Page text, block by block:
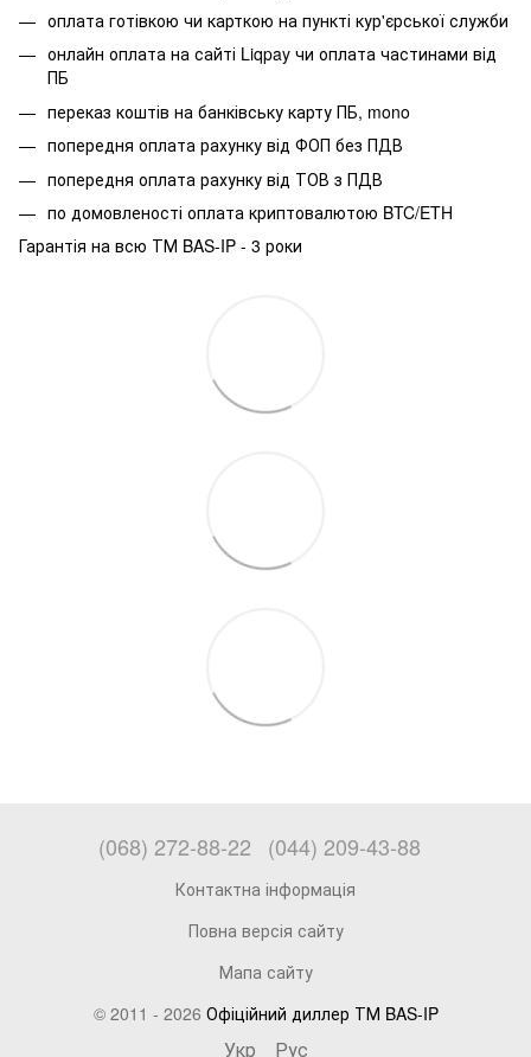
оплата готівкою чи карткою на пункті кур'єрської служби
онлайн оплата на сайті Liqpay чи оплата частинами від
ПБ
переказ коштів на банківську карту ПБ, mono
попередня оплата рахунку від ФОП без ПДВ
попередня оплата рахунку від ТОВ з ПДВ
по домовленості оплата криптовалютою BTC/ETH
Гарантія на всю ТМ BAS-IP - 3 роки
(068) 272-88-22 (044) 209-43-88
Контактна інформація
Повна версія сайту
Мапа сайту
© 2011 - 2026 Офіційний диллер ТМ BAS-IP
Укр Рус